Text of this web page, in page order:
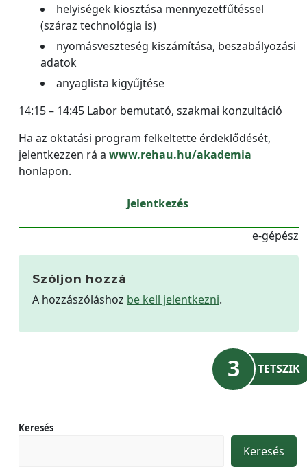
helyiségek kiosztása mennyezetfűtéssel
(száraz technológia is)
nyomásveszteség kiszámítása, beszabályozási
adatok
anyaglista kigyűjtése
14:15 – 14:45 Labor bemutató, szakmai konzultáció
Ha az oktatási program felkeltette érdeklődését,
jelentkezzen rá a www.rehau.hu/akademia
honlapon.
Jelentkezés
e-gépész
Szóljon hozzá
A hozzászóláshoz be kell jelentkezni.
3 TETSZIK
Keresés
Keresés